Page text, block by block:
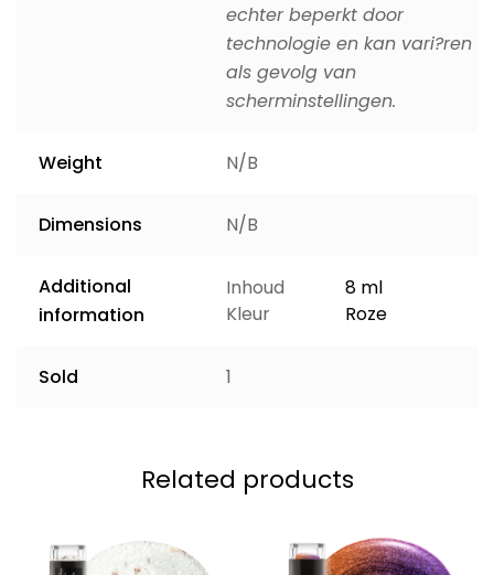
echter beperkt door
technologie en kan vari?ren
als gevolg van
scherminstellingen.
Weight N/B
Dimensions N/B
Additional
information
Inhoud
8 ml
Kleur
Roze
Sold 1
Related products